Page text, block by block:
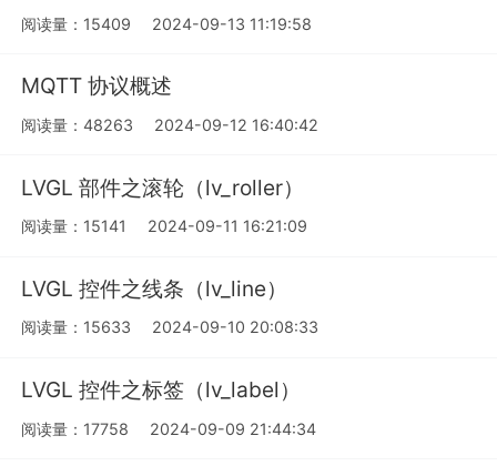
阅读量：15409 2024-09-13 11:19:58
MQTT 协议概述
阅读量：48263 2024-09-12 16:40:42
LVGL 部件之滚轮（lv_roller）
阅读量：15141 2024-09-11 16:21:09
LVGL 控件之线条（lv_line）
阅读量：15633 2024-09-10 20:08:33
LVGL 控件之标签（lv_label）
阅读量：17758 2024-09-09 21:44:34